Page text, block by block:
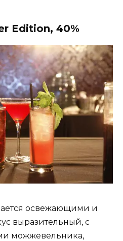
Edition, 40%
освежающими и
выразительный, с
можжевельника,